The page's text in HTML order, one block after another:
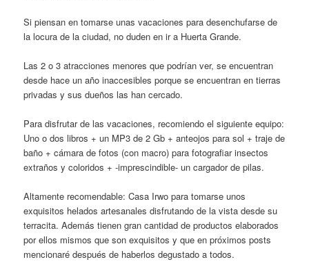
Si piensan en tomarse unas vacaciones para desenchufarse de
la locura de la ciudad, no duden en ir a Huerta Grande.
Las 2 o 3 atracciones menores que podrían ver, se encuentran
desde hace un año inaccesibles porque se encuentran en tierras
privadas y sus dueños las han cercado.
Para disfrutar de las vacaciones, recomiendo el siguiente equipo:
Uno o dos libros + un MP3 de 2 Gb + anteojos para sol + traje de
baño + cámara de fotos (con macro) para fotografiar insectos
extraños y coloridos + -imprescindible- un cargador de pilas.
Altamente recomendable: Casa Irwo para tomarse unos
exquisitos helados artesanales disfrutando de la vista desde su
terracita. Además tienen gran cantidad de productos elaborados
por ellos mismos que son exquisitos y que en próximos posts
mencionaré después de haberlos degustado a todos.